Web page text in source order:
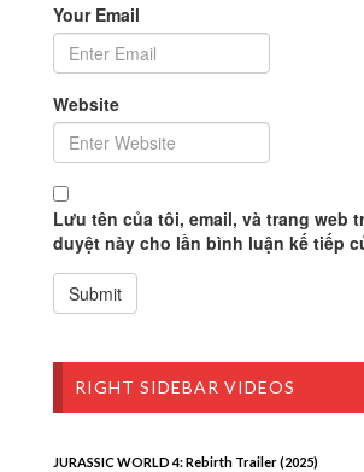
Your Email
Website
Lưu tên của tôi, email, và trang web
duyệt này cho lần bình luận kế tiếp
RIGHT SIDEBAR VIDEOS
JURASSIC WORLD 4: Rebirth Trailer (2025)